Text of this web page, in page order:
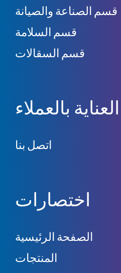
قسم الصناعة والصيانة
قسم السلامة
قسم السقالات
العناية بالعملاء
اتصل بنا
اختصارات
الصفحة الرئيسية
المنتجات